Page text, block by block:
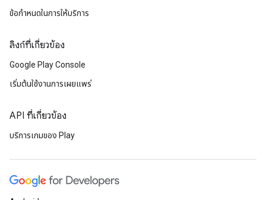
ข้อกำหนดในการให้บริการ
ลิงก์ที่เกี่ยวข้อง
Google Play Console
เริ่มต้นใช้งานการเผยแพร่
API ที่เกี่ยวข้อง
บริการเกมของ Play